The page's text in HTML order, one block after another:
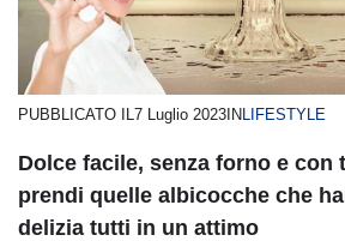
PUBBLICATO IL 7 Luglio 2023 IN LIFESTYLE
Dolce facile, senza forno e con
prendi quelle albicocche che
delizia tutti in un attimo